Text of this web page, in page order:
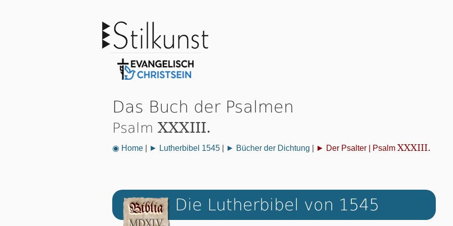
Das Buch der Psalmen
Psalm XXXIII.
◉ Home ► Lutherbibel 1545 ► Bücher der Dichtung ► Der Psalter | Psalm XXXIII.
Die Lutherbibel von 1545